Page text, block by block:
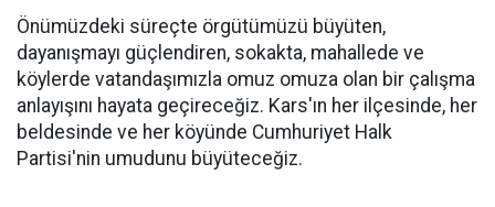
Önümüzdeki süreçte örgütümüzü büyüten,
dayanışmayı güçlendiren, sokakta, mahallede ve
köylerde vatandaşımızla omuz omuza olan bir çalışma
anlayışını hayata geçireceğiz. Kars'ın her ilçesinde, her
beldesinde ve her köyünde Cumhuriyet Halk
Partisi'nin umudunu büyüteceğiz.